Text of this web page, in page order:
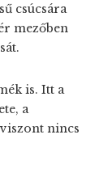
csúcsára
mezőben
is. Itt a
a
nincs